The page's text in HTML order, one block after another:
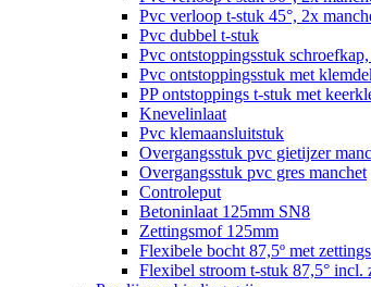
Pvc verloop t-stuk 45°, 2x
Pvc dubbel t-stuk
Pvc ontstoppingsstuk
Pvc ontstoppingsstuk met
PP ontstoppings t-stuk met
Knevelinlaat
Pvc klemaansluitstuk
Overgangsstuk pvc gietijzer
Overgangsstuk pvc gres manchet
Controleput
Betoninlaat 125mm SN8
Zettingsmof 125mm
Flexibele bocht 87,5º met
Flexibel stroom t-stuk 87,5° incl.